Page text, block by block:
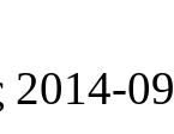
2014-